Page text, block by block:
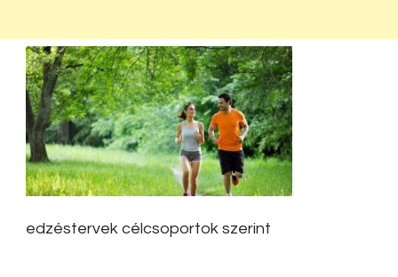
edzéstervek célcsoportok szerint